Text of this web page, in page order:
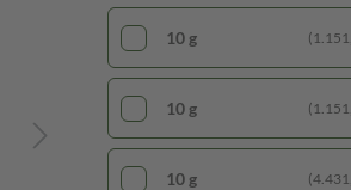
10 g
10 g
10 g